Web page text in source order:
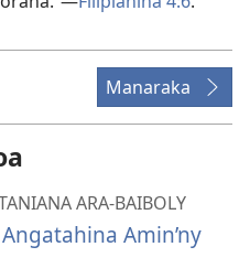
Manaraka
ARA-BAIBOLY
Amin’ny